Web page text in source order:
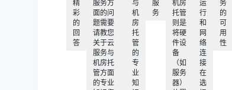
精
彩
的
回
答
服务方
面的问
题需要
请教您
关于云
服务与
机房托
管方面
的专业
与
机
房
托
管
的
专
业
知
服
务
机房
托管
则是
将硬
件设
备
（如
服务
器）
运
行
和
网
络
连
接
在
选
务
的
可
用
性